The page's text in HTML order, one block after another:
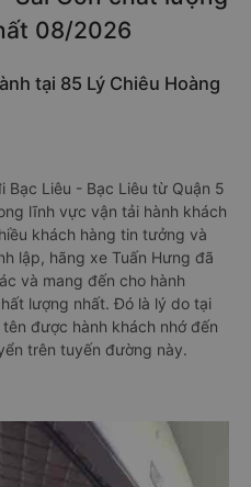
08/2026
tại 85 Lý Chiêu Hoàng
Bạc Liêu - Bạc Liêu từ Quận 5
lĩnh vực vận tải hành khách
khách hàng tin tưởng và
lập, hãng xe Tuấn Hưng đã
và mang đến cho hành
lượng nhất. Đó là lý do tại
được hành khách nhớ đến
trên tuyến đường này.